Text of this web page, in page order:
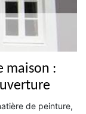
maison :
de peinture,